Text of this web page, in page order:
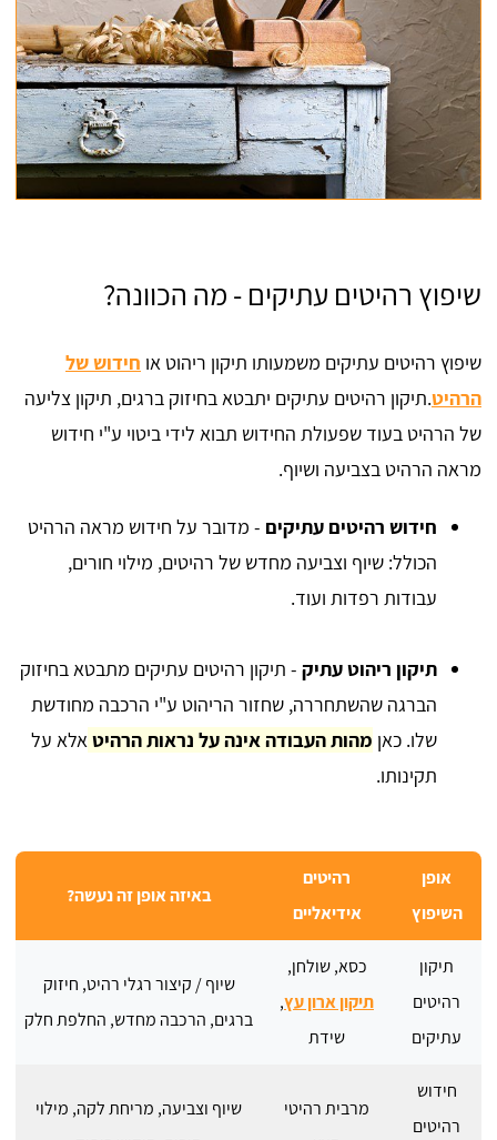
שיפוץ רהיטים עתיקים - מה הכוונה?
שיפוץ רהיטים עתיקים משמעותו תיקון ריהוט או חידוש של
הרהיט.תיקון רהיטים עתיקים יתבטא בחיזוק ברגים, תיקון צליעה
של הרהיט בעוד שפעולת החידוש תבוא לידי ביטוי ע"י חידוש
מראה הרהיט בצביעה ושיוף.
חידוש רהיטים עתיקים - מדובר על חידוש מראה הרהיט
הכולל: שיוף וצביעה מחדש של רהיטים, מילוי חורים,
עבודות רפדות ועוד.
תיקון ריהוט עתיק - תיקון רהיטים עתיקים מתבטא בחיזוק
הברגה שהשתחררה, שחזור הריהוט ע"י הרכבה מחודשת
שלו. כאן מהות העבודה אינה על נראות הרהיטאלא על
תקינותו.
אופן
השיפוץ
רהיטים
אידיאליים
באיזה אופן זה נעשה?
תיקון
רהיטים
עתיקים
כסא, שולחן,
תיקון ארון עץ,
שידת
שיוף / קיצור רגלי רהיט, חיזוק
ברגים, הרכבה מחדש, החלפת חלק
חידוש
רהיטים
מרבית רהיטי
שיוף וצביעה, מריחת לקה, מילוי